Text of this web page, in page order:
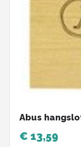
Abus
€ 13,59